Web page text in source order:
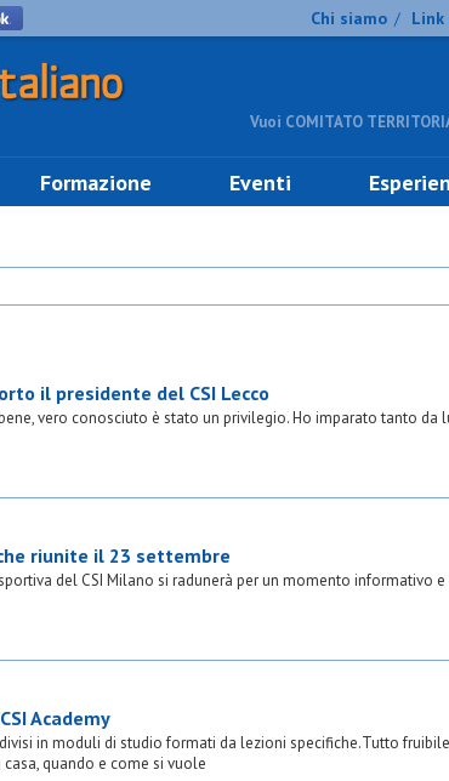
Chi siamo /
Vuoi COMITATO
Formazione Eventi
il presidente del CSI Lecco
vero conosciuto è stato un privilegio. Ho imparato tanto da
riunite il 23 settembre
del CSI Milano si radunerà per un momento informativo e
Academy
in moduli di studio formati da lezioni specifiche.Tutto
quando e come si vuole